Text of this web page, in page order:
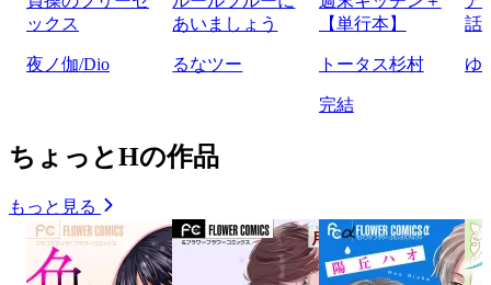
ックス
夜ノ伽/Dio
あいましょう
るなツー
【単行本】
トータス杉村
完結
話
ゆ
ちょっとHの作品
もっと見る